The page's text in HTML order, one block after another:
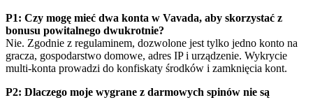
P1: Czy mogę mieć dwa konta w Vavada, aby skorzystać z
bonusu powitalnego dwukrotnie?
Nie. Zgodnie z regulaminem, dozwolone jest tylko jedno konto na
gracza, gospodarstwo domowe, adres IP i urządzenie. Wykrycie
multi-konta prowadzi do konfiskaty środków i zamknięcia kont.
P2: Dlaczego moje wygrane z darmowych spinów nie są